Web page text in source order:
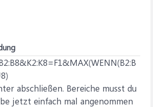
abschließen. Bereiche musst du
jetzt einfach mal angenommen